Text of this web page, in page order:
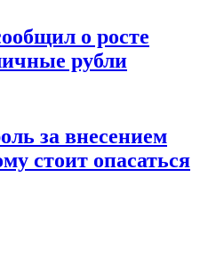
о росте
рубли
за внесением
стоит опасаться